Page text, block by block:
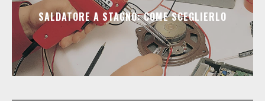
SALDATORE A STAGNO: COME SCEGLIERLO